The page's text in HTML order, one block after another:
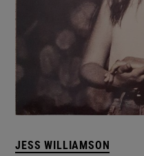
JESS WILLIAMSON